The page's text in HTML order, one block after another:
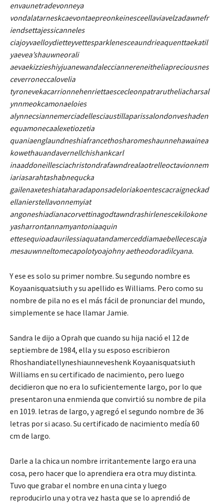
envaunetradevonneya
vondalatarneskcaevontaepreonkeinesceellaviavelzadawnefr
iendsettajessicanneles
ciajoyvaelloydietteyvettesparklenesceaundrieaquenttaekatil
yaevea’shauwneorali
aevaekizzieshiyjuanewandalecciannereneitheliapreciousnes
ceverroneccalovelia
tyronevekacarrionnehenriettaescecleonpatrarutheliacharsal
ynnmeokcamonaeloies
alynnecsiannemerciadellesciaustillaparissalondonveshaden
equamonecaalexetiozetia
quaniaenglaundneshiafrancethosharomeshaunnehawainea
kowethauandavernellchishankcarl
inaaddoneillesciachristondrafawndrealaotrelleoctavionnem
iariasarahtashabnequcka
gailenaxeteshiataharadaponsadeloriakoentescacraigneckad
ellanierstellavonnemyiat
angoneshiadianacorvettinagodtawndrashirlenescekilokone
yasharrontannamyantoniaaquin
ettesequioadaurilessiaquatandamerceddiamaebellecescaja
mesauwnneltomecapolotyoajohny aetheodoradilcyana.
Y ese es solo su primer nombre. Su segundo nombre es
Koyaanisquatsiuth y su apellido es Williams. Pero como su
nombre de pila no es el más fácil de pronunciar del mundo,
simplemente se hace llamar Jamie.
Sandra le dijo a Oprah que cuando su hija nació el 12 de
septiembre de 1984, ella y su esposo escribieron
Rhoshandiatellyneshiaunneveshenk Koyaanisquatsiuth
Williams en su certificado de nacimiento, pero luego
decidieron que no era lo suficientemente largo, por lo que
presentaron una enmienda que convirtió su nombre de pila
en 1019. letras de largo, y agregó el segundo nombre de 36
letras por si acaso. Su certificado de nacimiento medía 60
cm de largo.
Darle a la chica un nombre irritantemente largo era una
cosa, pero hacer que lo aprendiera era otra muy distinta.
Tuvo que grabar el nombre en una cinta y luego
reproducirlo una y otra vez hasta que se lo aprendió de